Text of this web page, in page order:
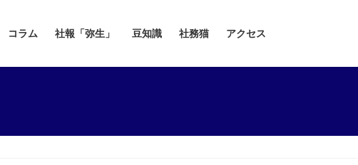
コラム 社報「弥生」 豆知識 社務猫 アクセス